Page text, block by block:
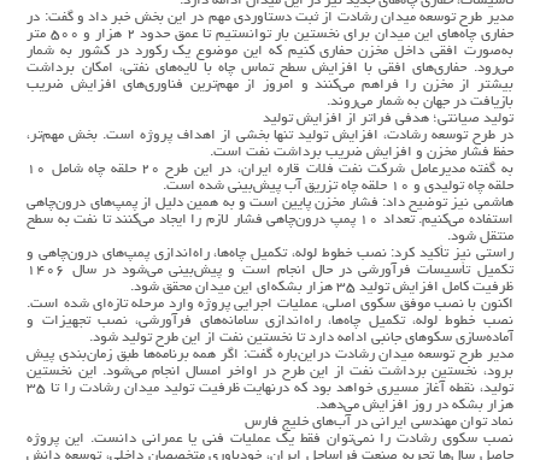
مدیر طرح توسعه میدان رشادت از ثبت دستاوردی مهم در این بخش خبر داد و گفت: در
حفاری چاه‌های این میدان برای نخستین بار توانستیم تا عمق حدود ۲ هزار و ۵۰۰ متر
به‌صورت افقی داخل مخزن حفاری کنیم که این موضوع یک رکورد در کشور به شمار
می‌رود. حفاری‌های افقی با افزایش سطح تماس چاه با لایه‌های نفتی، امکان برداشت
بیشتر از مخزن را فراهم می‌کنند و امروز از مهم‌ترین فناوری‌های افزایش ضریب
بازیافت در جهان به شمار می‌روند.
تولید صیانتی؛ هدفی فراتر از افزایش تولید
در طرح توسعه رشادت، افزایش تولید تنها بخشی از اهداف پروژه است. بخش مهم‌تر،
حفظ فشار مخزن و افزایش ضریب برداشت نفت است.
به گفته مدیرعامل شرکت نفت فلات قاره ایران، در این طرح ۲۰ حلقه چاه شامل ۱۰
حلقه چاه تولیدی و ۱۰ حلقه چاه تزریق آب پیش‌بینی شده است.
هاشمی نیز توضیح داد: فشار مخزن پایین است و به همین دلیل از پمپ‌های درون‌چاهی
استفاده می‌کنیم. تعداد ۱۰ پمپ درون‌چاهی فشار لازم را ایجاد می‌کنند تا نفت به سطح
منتقل شود.
راستی نیز تأکید کرد: نصب خطوط لوله، تکمیل چاه‌ها، راه‌اندازی پمپ‌های درون‌چاهی و
تکمیل تأسیسات فرآورشی در حال انجام است و پیش‌بینی می‌شود در سال ۱۴۰۶
ظرفیت کامل افزایش تولید ۳۵ هزار بشکه‌ای این میدان محقق شود.
اکنون با نصب موفق سکوی اصلی، عملیات اجرایی پروژه وارد مرحله تازه‌ای شده است.
نصب خطوط لوله، تکمیل چاه‌ها، راه‌اندازی سامانه‌های فرآورشی، نصب تجهیزات و
آماده‌سازی سکوهای جانبی ادامه دارد تا نخستین نفت از این طرح تولید شود.
مدیر طرح توسعه میدان رشادت دراین‌باره گفت: اگر همه برنامه‌ها طبق زمان‌بندی پیش
برود، نخستین برداشت نفت از این طرح در اواخر امسال انجام می‌شود. این نخستین
تولید، نقطه آغاز مسیری خواهد بود که درنهایت ظرفیت تولید میدان رشادت را تا ۳۵
هزار بشکه در روز افزایش می‌دهد.
نماد توان مهندسی ایرانی در آب‌های خلیج فارس
نصب سکوی رشادت را نمی‌توان فقط یک عملیات فنی یا عمرانی دانست. این پروژه
حاصل سال‌ها تجربه صنعت فراساحل ایران، خودباوری متخصصان داخلی، توسعه دانش